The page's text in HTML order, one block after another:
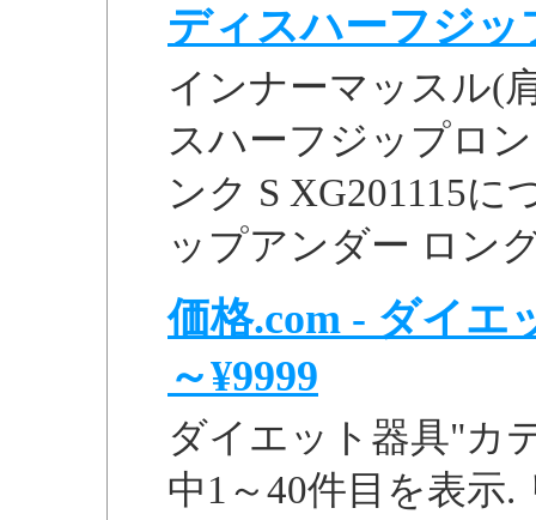
ディスハーフジッ
インナーマッスル(
スハーフジップロ
ンク S XG201115
ップアンダー ロン
価格.com - ダイエ
～¥9999
ダイエット器具"カ
中1～40件目を表示